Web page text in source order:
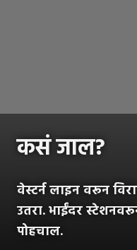
कसं जाल?
वेस्टर्न लाइन वरून
उतरा. भाईंदर
पोहचाल.